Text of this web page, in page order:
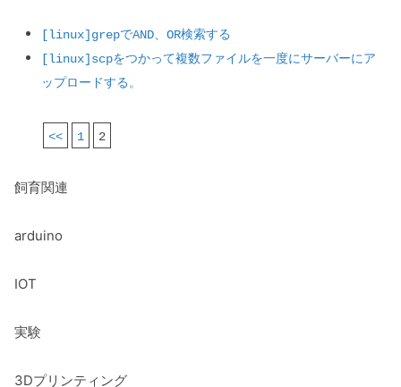
[linux]grepでAND、OR検索する
[linux]scpをつかって複数ファイルを一度にサーバーにア
ップロードする。
<< 1 2
飼育関連
arduino
IOT
実験
3Dプリンティング